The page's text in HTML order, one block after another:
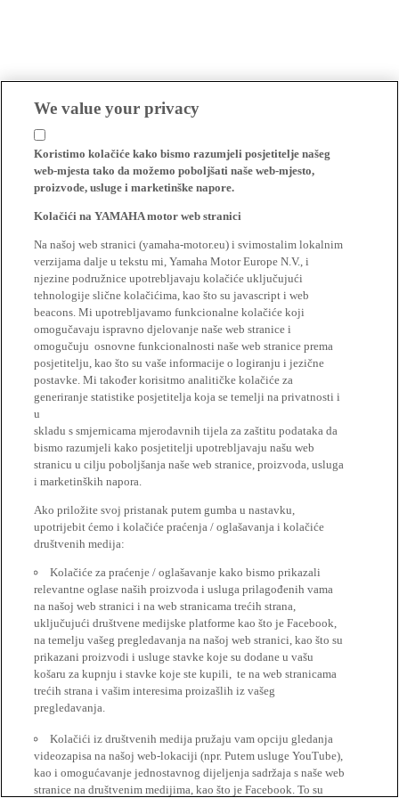
We value your privacy
Koristimo kolačiće kako bismo razumjeli posjetitelje našeg
web-mjesta tako da možemo poboljšati naše web-mjesto,
proizvode, usluge i marketinške napore.
Kolačići na YAMAHA motor web stranici
Na našoj web stranici (yamaha-motor.eu) i svimostalim lokalnim
verzijama dalje u tekstu mi, Yamaha Motor Europe N.V., i
njezine podružnice upotrebljavaju kolačiće uključujući
tehnologije slične kolačićima, kao što su javascript i web
beacons. Mi upotrebljavamo funkcionalne kolačiće koji
omogučavaju ispravno djelovanje naše web stranice i
omogučuju osnovne funkcionalnosti naše web stranice prema
posjetitelju, kao što su vaše informacije o logiranju i jezične
postavke. Mi također korisitmo analitičke kolačiće za
generiranje statistike posjetitelja koja se temelji na privatnosti i
u
skladu s smjernicama mjerodavnih tijela za zaštitu podataka da
bismo razumjeli kako posjetitelji upotrebljavaju našu web
stranicu u cilju poboljšanja naše web stranice, proizvoda, usluga
i marketinških napora.
Ako priložite svoj pristanak putem gumba u nastavku,
upotrijebit ćemo i kolačiće praćenja / oglašavanja i kolačiće
društvenih medija:
Kolačiće za praćenje / oglašavanje kako bismo prikazali
relevantne oglase naših proizvoda i usluga prilagođenih vama
na našoj web stranici i na web stranicama trećih strana,
uključujući društvene medijske platforme kao što je Facebook,
na temelju vašeg pregledavanja na našoj web stranici, kao što su
prikazani proizvodi i usluge stavke koje su dodane u vašu
košaru za kupnju i stavke koje ste kupili, te na web stranicama
trećih strana i vašim interesima proizašlih iz vašeg
pregledavanja.
Kolačići iz društvenih medija pružaju vam opciju gledanja
videozapisa na našoj web-lokaciji (npr. Putem usluge YouTube),
kao i omogućavanje jednostavnog dijeljenja sadržaja s naše web
stranice na društvenim medijima, kao što je Facebook. To su